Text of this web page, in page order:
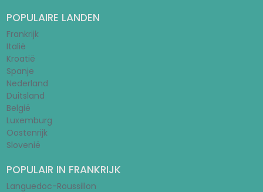
POPULAIRE LANDEN
Frankrijk
Italië
Kroatië
Spanje
Nederland
Duitsland
België
Luxemburg
Oostenrijk
Slovenië
POPULAIR IN FRANKRIJK
Languedoc-Roussillon